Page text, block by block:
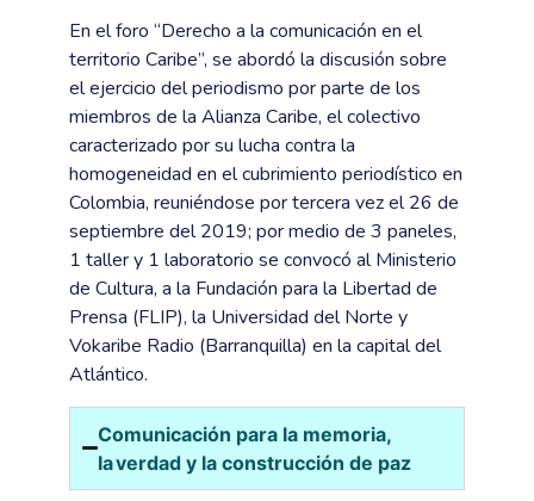
En el foro “Derecho a la comunicación en el
territorio Caribe”, se abordó la discusión sobre
el ejercicio del periodismo por parte de los
miembros de la Alianza Caribe, el colectivo
caracterizado por su lucha contra la
homogeneidad en el cubrimiento periodístico en
Colombia, reuniéndose por tercera vez el 26 de
septiembre del 2019; por medio de 3 paneles,
1 taller y 1 laboratorio se convocó al Ministerio
de Cultura, a la Fundación para la Libertad de
Prensa (FLIP), la Universidad del Norte y
Vokaribe Radio (Barranquilla) en la capital del
Atlántico.
Comunicación para la memoria,
la verdad y la construcción de paz